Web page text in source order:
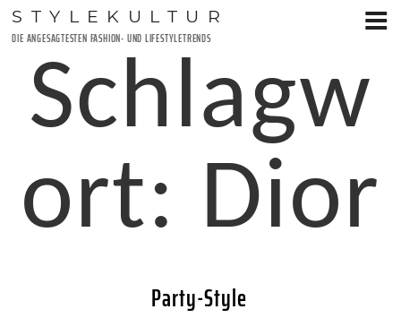
Zum
Inhalt
STYLEKULTUR
DIE ANGESAGTESTEN FASHION- UND LIFESTYLETRENDS
Schlagw
ort: Dior
Party-Style